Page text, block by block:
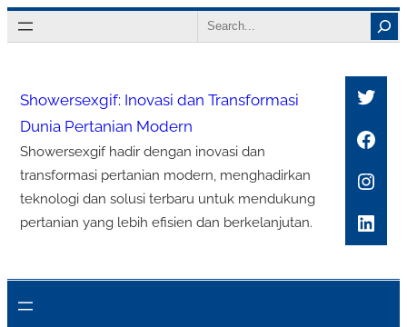
Lewati
ke
Search
Showersexgif: Inovasi dan Transformasi
Dunia Pertanian Modern
Showersexgif hadir dengan inovasi dan
transformasi pertanian modern, menghadirkan
teknologi dan solusi terbaru untuk mendukung
pertanian yang lebih efisien dan berkelanjutan.